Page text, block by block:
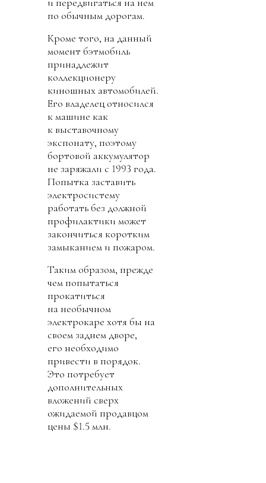
по обычным дорогам.
Кроме того, на данный
момент бэтмобиль
принадлежит
коллекционеру
киношных автомобилей.
Его владелец относился
к машине как
к выставочному
экспонату, поэтому
бортовой аккумулятор
не заряжали с 1993 года.
Попытка заставить
электросистему
работать без должной
профилактики может
закончиться коротким
замыканием и пожаром.
Таким образом, прежде
чем попытаться
прокатиться
на необычном
электрокаре хотя бы на
своем заднем дворе,
его необходимо
привести в порядок.
Это потребует
дополнительных
вложений сверх
ожидаемой продавцом
цены $1.5 млн.